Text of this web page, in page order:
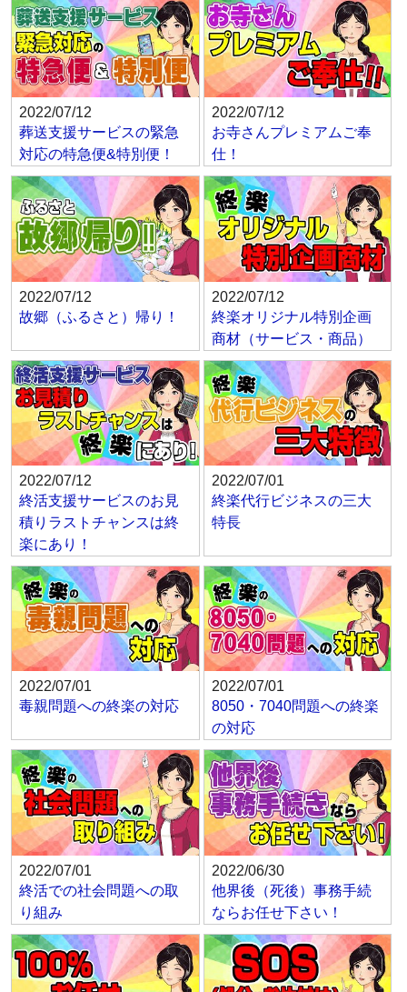
2022/07/12
葬送支援サービスの緊急
対応の特急便&特別便！
2022/07/12
お寺さんプレミアムご奉
仕！
2022/07/12
故郷（ふるさと）帰り！
2022/07/12
終楽オリジナル特別企画
商材（サービス・商品）
2022/07/12
終活支援サービスのお見
積りラストチャンスは終
楽にあり！
2022/07/01
終楽代行ビジネスの三大
特長
2022/07/01
毒親問題への終楽の対応
2022/07/01
8050・7040問題への終楽
の対応
2022/07/01
終活での社会問題への取
り組み
2022/06/30
他界後（死後）事務手続
ならお任せ下さい！